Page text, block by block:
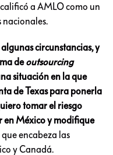
a AMLO como un
nacionales.
circunstancias, y
deoutsourcing
situación en la que
de Texas para ponerla
tomar el riesgo
en México y modifique
encabeza las
y Canadá.